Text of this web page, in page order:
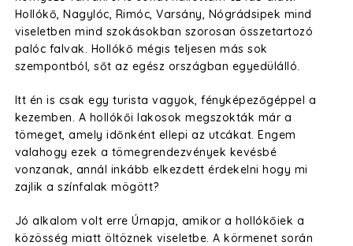
Hollókő, Nagylóc, Rimóc, Varsány, Nógrádsipek mind
viseletben mind szokásokban szorosan összetartozó
palóc falvak. Hollókő mégis teljesen más sok
szempontból, sőt az egész országban egyedülálló.
Itt én is csak egy turista vagyok, fényképezőgéppel a
kezemben. A hollókői lakosok megszokták már a
tömeget, amely időnként ellepi az utcákat. Engem
valahogy ezek a tömegrendezvények kevésbé
vonzanak, annál inkább elkezdett érdekelni hogy mi
zajlik a színfalak mögött?
Jó alkalom volt erre Úrnapja, amikor a hollókőiek a
közösség miatt öltöznek viseletbe. A körmenet során